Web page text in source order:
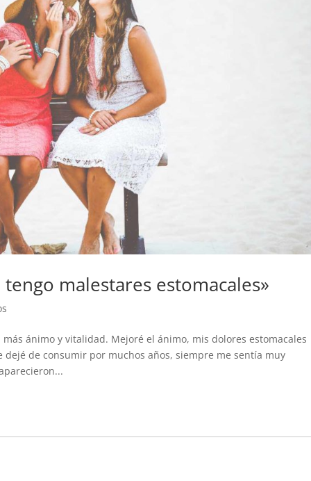
malestares estomacales»
ánimo y vitalidad. Mejoré el ánimo, mis dolores estomacales
de consumir por muchos años, siempre me sentía muy